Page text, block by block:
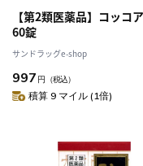
【第2類医薬品】コッコ
60錠
サンドラッグe-shop
997 円 （税込）
積算 9 マイル (1倍)